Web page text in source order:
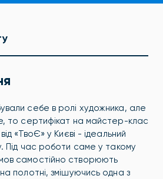
себе в ролі художника, але
то сертифікат на майстер-клас
«ТвоЄ» у Києві - ідеальний
Під час роботи саме у такому
самостійно створюють
полотні, змішуючись одна з